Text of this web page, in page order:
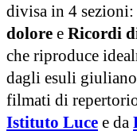
divisa in 4 sezioni:
dolore e Ricordi
che riproduce
dagli esuli
filmati di
Istituto Luce e da